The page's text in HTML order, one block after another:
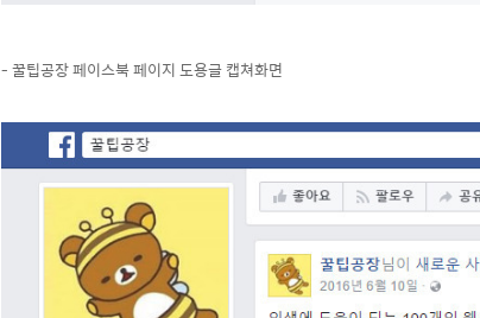
- 꿀팁공장 페이스북 페이지 도용글 캡쳐화면